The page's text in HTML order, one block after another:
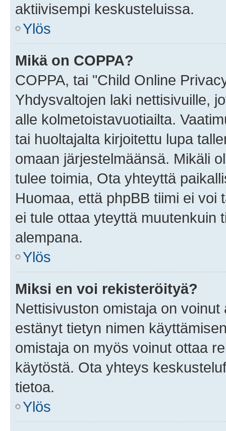
aktiivisempi keskusteluissa.
Ylös
Mikä on COPPA?
COPPA, tai "Child Online
Yhdysvaltojen laki nettisivuille,
alle kolmetoistavuotiailta.
tai huoltajalta kirjoitettu lupa
omaan järjestelmäänsä. Mikäli
tulee toimia, Ota yhteyttä
Huomaa, että phpBB tiimi ei
ei tule ottaa yteyttä muutenkuin
alempana.
Ylös
Miksi en voi rekisteröityä?
Nettisivuston omistaja on
estänyt tietyn nimen
omistaja on myös voinut ottaa
käytöstä. Ota yhteys
tietoa.
Ylös